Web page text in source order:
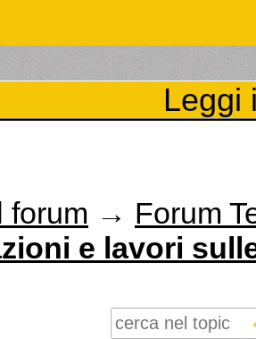
Leggi
forum → Forum
e lavori